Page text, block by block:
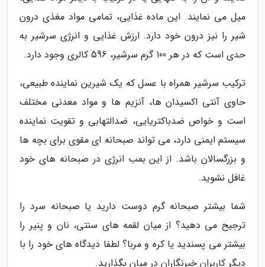
میل می نمایند. این ماده غذایی، تمامی مواد مغذی درون
شیر را نیز درون خود دارد. ارزش غذایی و انرژی سرشیر به
حدی است که در هر 100 گرم سرشیر، 596 کالری وجود دارد.
ترکیب سرشیر همراه با عسل که یک شیرین نماینده طبیعی،
حاوی آنتی اکسیدان ها، آنزیم ها و مواد معدنی مختلف
است و خواص ضدباکتریایی، ضدالتهابی و تقویت نماینده
سیستم ایمنی دارد، می تواند صبحانه ای مقوی برای بچه ها
و بزرگسالان باشد. از این بمب انرژی در صبحانه های خود
غافل نشوید.
شما بیشتر صبحانه گرم دوست دارید یا صبحانه سرد را
ترجیح می دهید؟ از میان لقمه های سنتی، نان و پنیر را
بیشتر می پسندید یا کره و مربا؟ لطفا دیدگاه های خود را با
دیگر کاربران خبرنگاران در میان بگذارید.